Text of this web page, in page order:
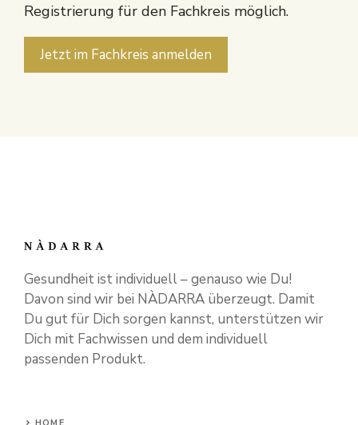
Registrierung für den Fachkreis möglich.
Jetzt im Fachkreis anmelden
Gesundheit ist individuell – genauso wie Du!
Davon sind wir bei NÀDARRA überzeugt. Damit
Du gut für Dich sorgen kannst, unterstützen wir
Dich mit Fachwissen und dem individuell
passenden Produkt.